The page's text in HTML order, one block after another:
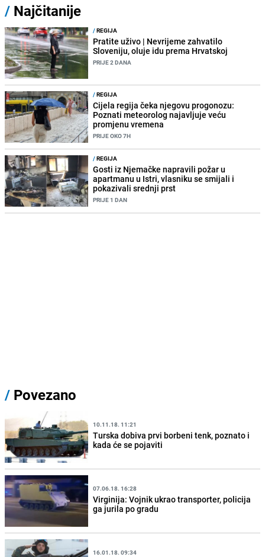
/ Najčitanije
/REGIJA
Pratite uživo | Nevrijeme zahvatilo
Sloveniju, oluje idu prema Hrvatskoj
PRIJE 2 DANA
/REGIJA
Cijela regija čeka njegovu progonozu:
Poznati meteorolog najavljuje veću
promjenu vremena
PRIJE OKO 7H
/REGIJA
Gosti iz Njemačke napravili požar u
apartmanu u Istri, vlasniku se smijali i
pokazivali srednji prst
PRIJE 1 DAN
/ Povezano
10.11.18. 11:21
Turska dobiva prvi borbeni tenk, poznato i
kada će se pojaviti
07.06.18. 16:28
Virginija: Vojnik ukrao transporter, policija
ga jurila po gradu
16.01.18. 09:34